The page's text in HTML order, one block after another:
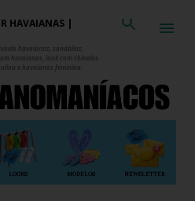
principal
HAVAIANAS |
havaianas, sandálias,
havaianas, look com chinelos
e havaianas feminina.
LOOKS MODELOS NEWSLETTER